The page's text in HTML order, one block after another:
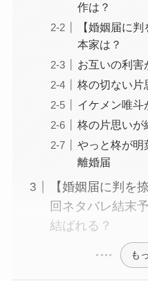
作は？
【婚姻届に
本家は？
お互いの利害
柊の切ない片
イケメン唯斗
柊の片思いが
やっと柊が明
離婚届
【婚姻届に判を
回ネタバレ結末
結ばれる？
も